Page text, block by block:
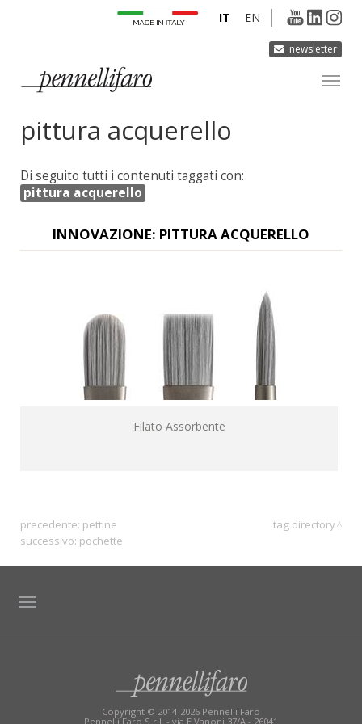
newsletter
EN
IT
AZIENDA
PRODOTTI
INNOVAZIONE
DERMOCURA
MEDIA
pittura acquerello
Di seguito tutti i contenuti taggati con:
pittura acquerello
INNOVAZIONE: PITTURA ACQUERELLO
Filato Assorbente
precedente: pettine
successivo: pochette
tag directory
Copyright © 2014-2026 Pennelli Faro
Pennelli Faro S.r.l. - via E.Vanoni 37/A - 26041